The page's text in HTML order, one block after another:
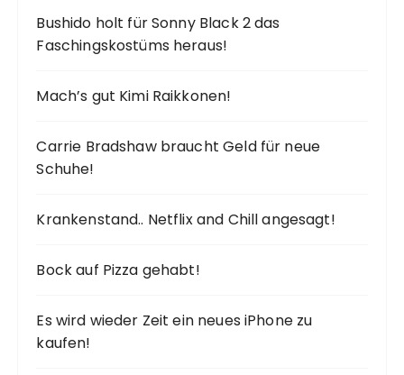
Bushido holt für Sonny Black 2 das
Faschingskostüms heraus!
Mach’s gut Kimi Raikkonen!
Carrie Bradshaw braucht Geld für neue
Schuhe!
Krankenstand.. Netflix and Chill angesagt!
Bock auf Pizza gehabt!
Es wird wieder Zeit ein neues iPhone zu
kaufen!